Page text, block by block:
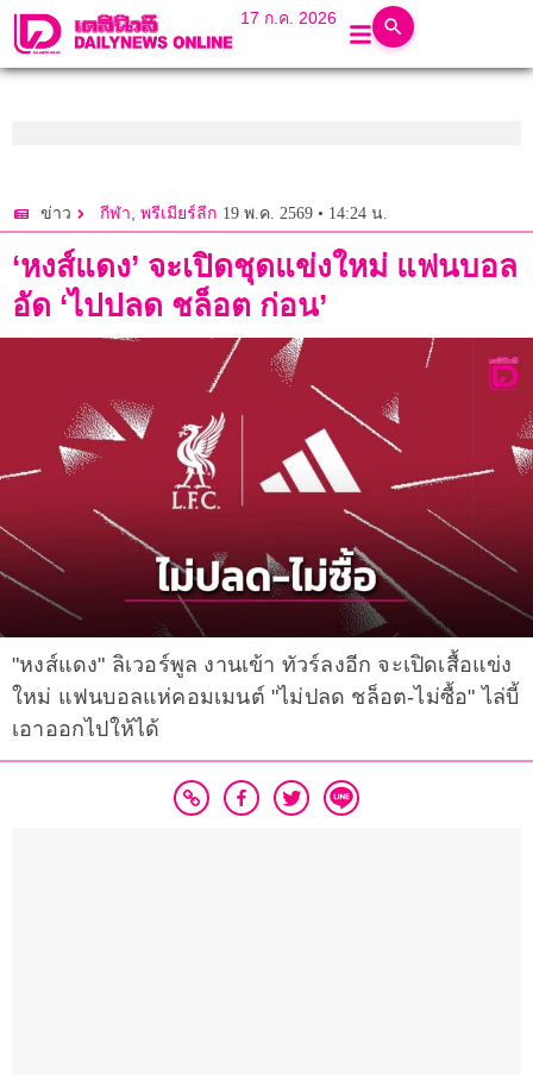
17 ก.ค. 2026
ข่าว กีฬา, พรีเมียร์ลีก 19 พ.ค. 2569 • 14:24 น.
‘หงส์แดง’ จะเปิดชุดแข่งใหม่ แฟนบอล
อัด ‘ไปปลด ชล็อต ก่อน’
"หงส์แดง" ลิเวอร์พูล งานเข้า ทัวร์ลงอีก จะเปิดเสื้อแข่ง
ใหม่ แฟนบอลแห่คอมเมนต์ "ไม่ปลด ชล็อต-ไม่ซื้อ" ไล่บี้
เอาออกไปให้ได้